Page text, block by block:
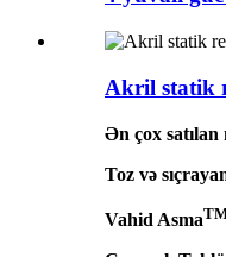
Akril statik
Ən çox satılan
Toz və
Vahid Asma